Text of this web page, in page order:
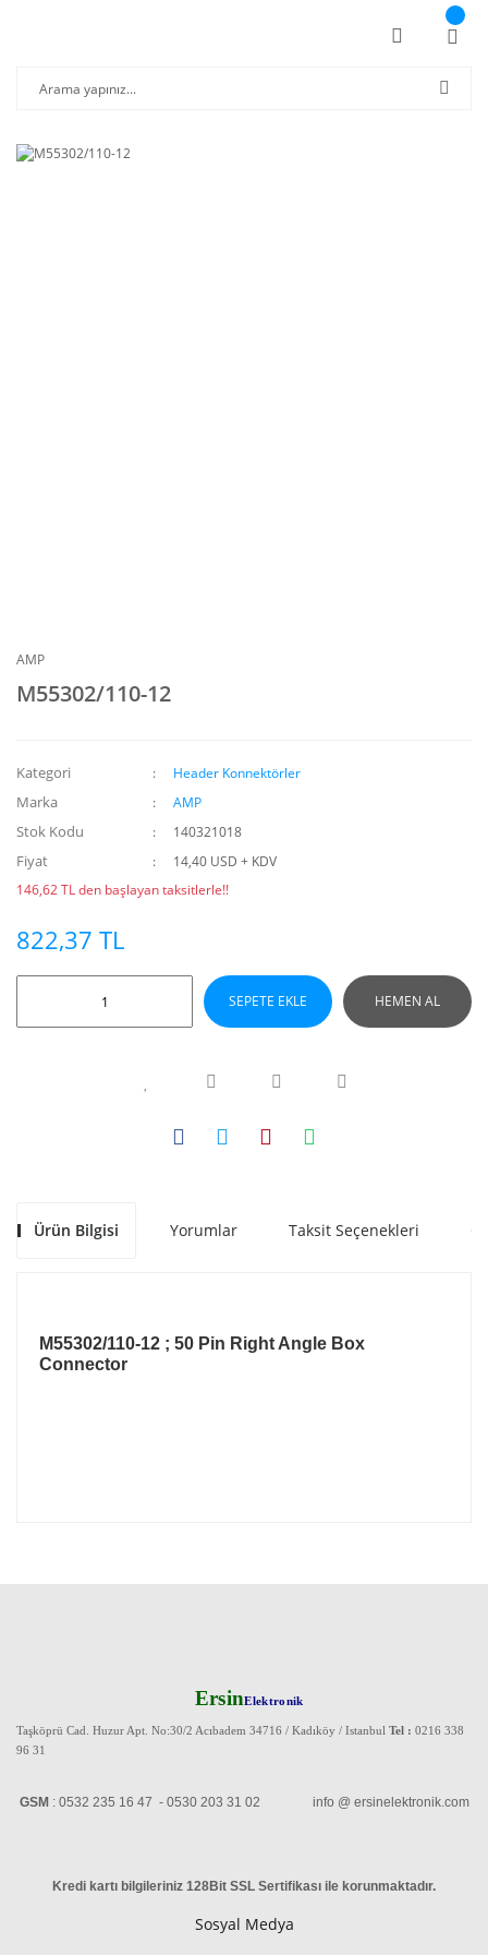
AMP
M55302/110-12
Kategori Header Konnektörler
Marka AMP
Stok Kodu 140321018
Fiyat
14,40 USD + KDV
146,62 TL den başlayan taksitlerle!!
822,37 TL
SEPETE EKLE HEMEN AL
Ürün Bilgisi Yorumlar Taksit Seçenekleri
M55302/110-12 ; 50 Pin Right Angle Box
Connector
ErsinElektronik
Taşköprü Cad. Huzur Apt. No:30/2 Acıbadem 34716 / Kadıköy / Istanbul Tel : 0216 338
96 31
GSM : 0532 235 16 47 - 0530 203 31 02 info @ ersinelektronik.com
Kredi kartı bilgileriniz 128Bit SSL Sertifikası ile korunmaktadır.
Sosyal Medya